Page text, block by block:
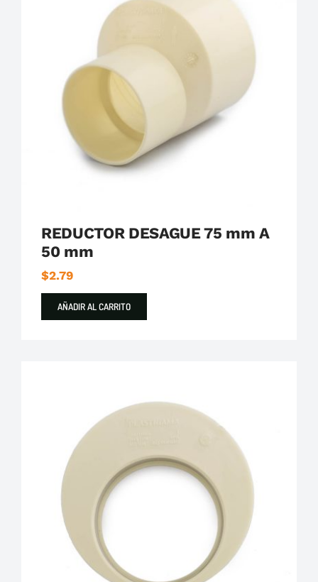
Tuberías y Accesorios de Desague
REDUCTOR DESAGUE 75 mm A
50 mm
$2.79
AÑADIR AL CARRITO
Plastigama Tuberías y Accesorios de Desague